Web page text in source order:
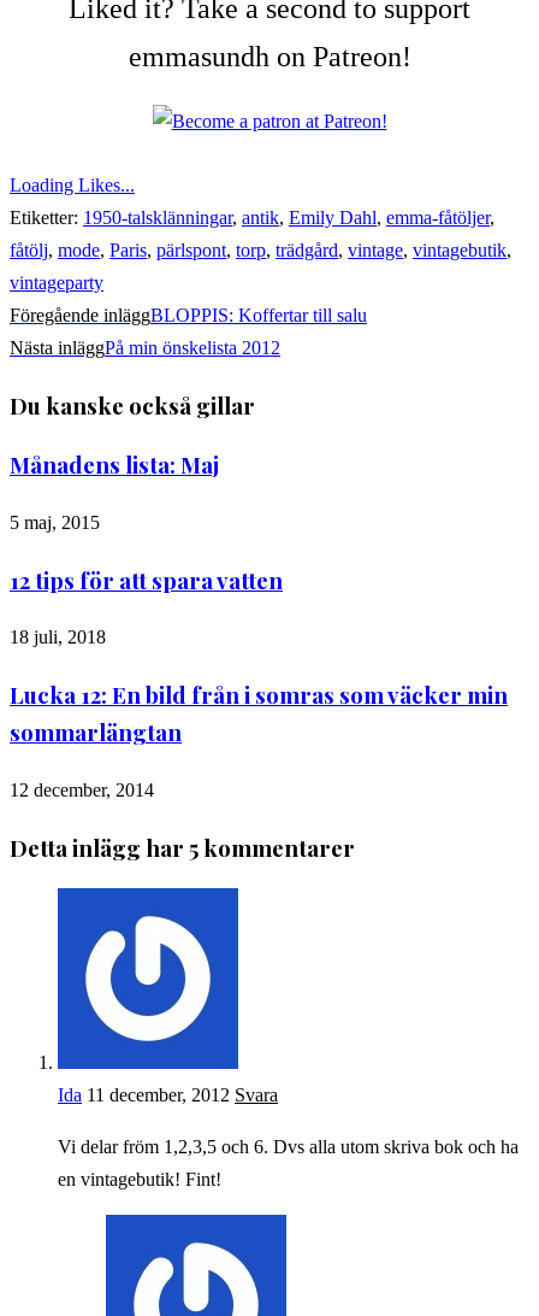
Liked it? Take a second to support
emmasundh on Patreon!
Loading Likes...
Etiketter: 1950-talsklänningar, antik, Emily Dahl, emma-fåtöljer,
fåtölj, mode, Paris, pärlspont, torp, trädgård, vintage, vintagebutik,
vintageparty
Läs
fler
artiklar
Föregående inläggBLOPPIS: Koffertar till salu
Nästa inläggPå min önskelista 2012
Du kanske också gillar
Månadens lista: Maj
5 maj, 2015
12 tips för att spara vatten
18 juli, 2018
Lucka 12: En bild från i somras som väcker min
sommarlängtan
12 december, 2014
Detta inlägg har 5 kommentarer
Ida 11 december, 2012 Svara
Vi delar fröm 1,2,3,5 och 6. Dvs alla utom skriva bok och ha
en vintagebutik! Fint!